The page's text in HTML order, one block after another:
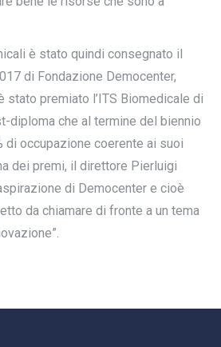
è stato quindi consegnato il
di Fondazione Democenter,
stato premiato l’ITS Biomedicale di
diploma che al termine del biennio
di occupazione coerente ai suoi
dei premi, il direttore Pierluigi
di Democenter e cioè
da chiamare di fronte a un tema